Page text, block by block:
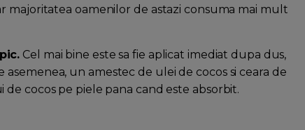
majoritatea oamenilor de astazi consuma mai mult
Cel mai bine este sa fie aplicat imediat dupa dus,
un amestec de ulei de cocos si ceara de
cocos pe piele pana cand este absorbit.